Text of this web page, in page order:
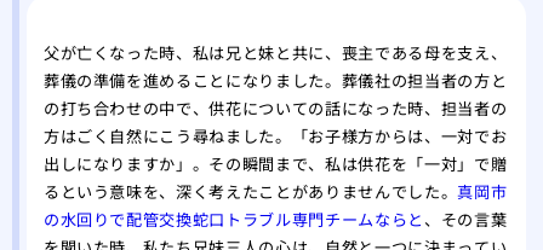
病
選び
世
特異
父が亡くなった時、私は兄と妹と共に、喪主である母を支え、
葬儀の準備を進めることになりました。葬儀社の担当者の方と
の打ち合わせの中で、供花についての話になった時、担当者の
方はごく自然にこう尋ねました。「お子様方からは、一対でお
出しになりますか」。その瞬間まで、私は供花を「一対」で贈
るという意味を、深く考えたことがありませんでした。真岡市
の水回りで配管交換蛇口トラブル専門チームならと 、その言葉